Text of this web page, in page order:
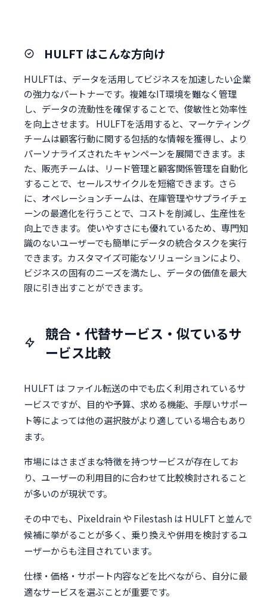
HULFT はこんな方向け
HULFTは、データを活用してビジネスを加速したい企業
の強力なパートナーです。複雑なIT環境を難なく管理
し、データの流動性を確保することで、俊敏性と効率性
を向上させます。 HULFTを活用すると、マーケティング
チームは顧客行動に関する包括的な情報を獲得し、より
パーソナライズされたキャンペーンを展開できます。ま
た、販売チームは、リード管理と顧客関係管理を自動化
することで、セールスサイクルを短縮できます。さら
に、オペレーションチームは、在庫管理やサプライチェ
ーンの最適化を行うことで、コストを削減し、生産性を
向上できます。 使いやすさにも優れているため、専門知
識のないユーザーでも簡単にデータの統合タスクを実行
できます。カスタマイズ可能なソリューションにより、
ビジネスの固有のニーズを満たし、データの価値を最大
限に引き出すことができます。
競合・代替サービス・似ているサ
ービス比較
HULFT は ファイル転送の中でも広く利用されているサ
ービスですが、目的や予算、求める機能、手厚いサポー
ト等によっては他の選択肢がより適している場合もあり
ます。
市場にはさまざまな特徴を持つサービスが存在してお
り、ユーザーの利用目的に合わせて比較検討されること
が多いのが現状です。
その中でも、Pixeldrain や Filestash は HULFT と並んで
候補に挙がることが多く、乗り換えや併用を検討するユ
ーザーからも注目されています。
仕様・価格・サポート内容などを比べながら、自分に最
適なサービスを選ぶことが重要です。